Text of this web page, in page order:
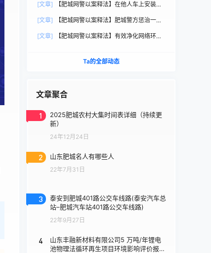
[文章]
【肥城网警以案释法】在他人车上安装定
[文章]
【肥城网警以案释法】肥城警方惩治一起
[文章]
【肥城网警以案释法】有效净化网络环
Ta的全部动态
文章聚合
1
2025肥城农村大集时间表详细（持续更
新）
24年12月24日
2 山东肥城名人有哪些人
22年7月31日
3
泰安到肥城401路公交车线路(泰安汽车总
站–肥城汽车站401路公交车线路)
22年9月27日
4
山东丰融新材料有限公司5 万吨/年锂电
池物理法循环再生项目环境影响评价报批